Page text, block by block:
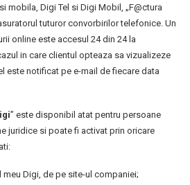
mobila, Digi Tel si Digi Mobil, „F@ctura
tuturor convorbirilor telefonice. Un
online este accesul 24 din 24 la
in care clientul opteaza sa vizualizeze
este notificat pe e-mail de fiecare data
” este disponibil atat pentru persoane
juridice si poate fi activat prin oricare
Digi, de pe site-ul companiei;